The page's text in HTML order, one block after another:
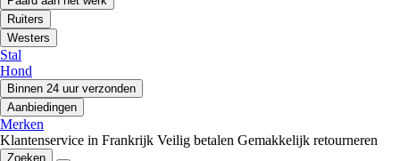
Ruiters
Westers
Stal
Hond
Binnen 24 uur verzonden
Aanbiedingen
Merken
Klantenservice in Frankrijk Veilig betalen Gemakkelijk retourneren
Zoeken